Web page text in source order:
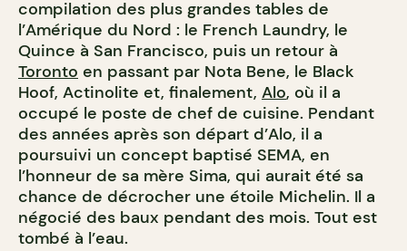
compilation des plus grandes tables de
l’Amérique du Nord : le French Laundry, le
Quince à San Francisco, puis un retour à
Toronto en passant par Nota Bene, le Black
Hoof, Actinolite et, finalement, Alo, où il a
occupé le poste de chef de cuisine. Pendant
des années après son départ d’Alo, il a
poursuivi un concept baptisé SEMA, en
l’honneur de sa mère Sima, qui aurait été sa
chance de décrocher une étoile Michelin. Il a
négocié des baux pendant des mois. Tout est
tombé à l’eau.